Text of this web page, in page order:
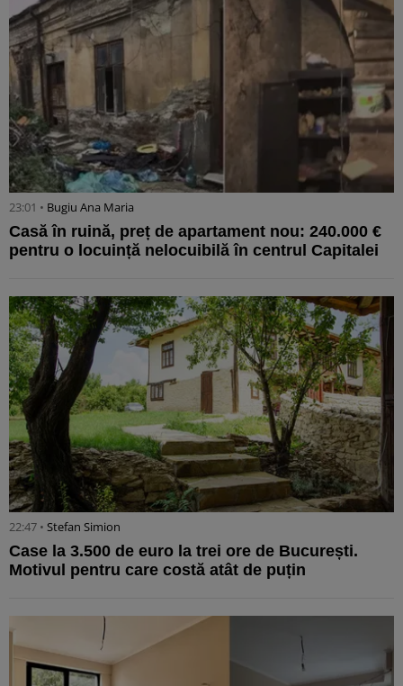
23:01 • Bugiu ⁠Ana Maria
Casă în ruină, preț de apartament nou: 240.000 €
pentru o locuință nelocuibilă în centrul Capitalei
22:47 • Stefan Simion
Case la 3.500 de euro la trei ore de București.
Motivul pentru care costă atât de puțin